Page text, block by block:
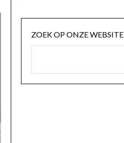
ZOEK OP ONZE WEBSITE